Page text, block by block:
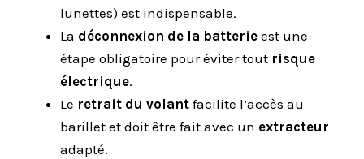
lunettes) est indispensable.
La déconnexion de la batterie est une
étape obligatoire pour éviter tout risque
électrique.
Le retrait du volant facilite l’accès au
barillet et doit être fait avec un extracteur
adapté.